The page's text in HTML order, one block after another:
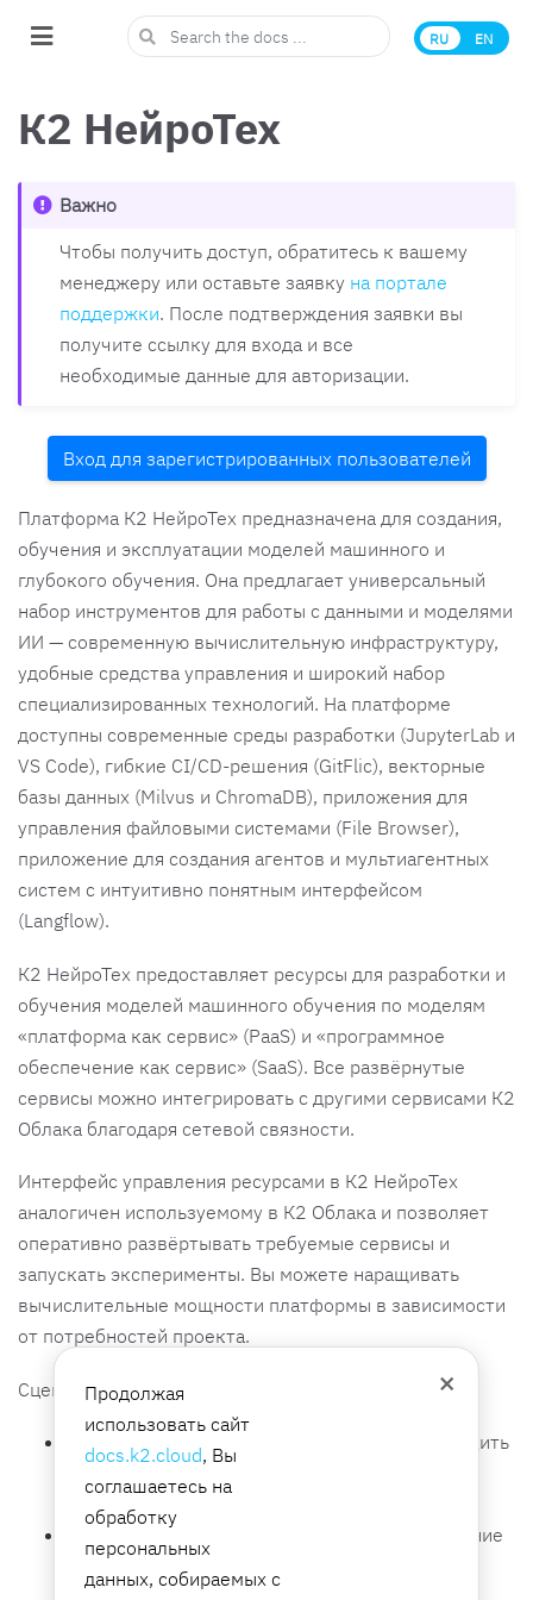
EN
RU
К2 НейроТех
Важно
Чтобы получить доступ, обратитесь к вашему
менеджеру или оставьте заявку на портале
поддержки. После подтверждения заявки вы
получите ссылку для входа и все
необходимые данные для авторизации.
Вход для зарегистрированных пользователей
Платформа К2 НейроТех предназначена для создания,
обучения и эксплуатации моделей машинного и
глубокого обучения. Она предлагает универсальный
набор инструментов для работы с данными и моделями
ИИ — современную вычислительную инфраструктуру,
удобные средства управления и широкий набор
специализированных технологий. На платформе
доступны современные среды разработки (JupyterLab и
VS Code), гибкие CI/CD-решения (GitFlic), векторные
базы данных (Milvus и ChromaDB), приложения для
управления файловыми системами (File Browser),
приложение для создания агентов и мультиагентных
систем с интуитивно понятным интерфейсом
(Langflow).
К2 НейроТех предоставляет ресурсы для разработки и
обучения моделей машинного обучения по моделям
«платформа как сервис» (PaaS) и «программное
обеспечение как сервис» (SaaS). Все развёрнутые
сервисы можно интегрировать с другими сервисами К2
Облака благодаря сетевой связности.
Интерфейс управления ресурсами в К2 НейроТех
аналогичен используемому в К2 Облака и позволяет
оперативно развёртывать требуемые сервисы и
запускать эксперименты. Вы можете наращивать
вычислительные мощности платформы в зависимости
от потребностей проекта.
Сценарии использования:
запуск экспериментов — возможность проводить
множество экспериментов с различными
обучение и валидация моделей — использование
мощных вычислительных ресурсов для
×
Продолжая
использовать сайт
docs.k2.cloud, Вы
соглашаетесь на
обработку
персональных
данных, собираемых с